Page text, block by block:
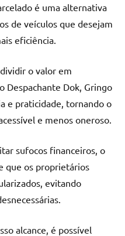
é uma alternativa
de veículos que desejam
eficiência.
o valor em
Despachante Dok, Gringo
e praticidade, tornando o
e menos oneroso.
sufocos financeiros, o
que os proprietários
evitando
alcance, é possível